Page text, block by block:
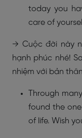
today you
care of
→ Cuộc đời này
hạnh phúc nhé!
nhiệm với bản
Through
found the
of life. Wish